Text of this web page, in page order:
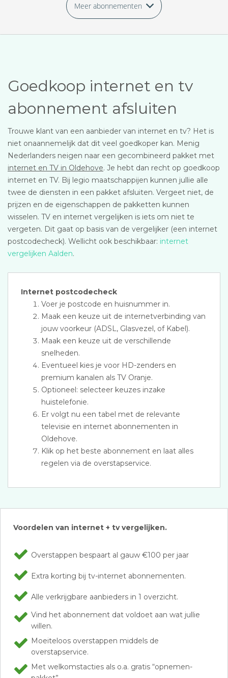
Meer abonnementen
Goedkoop internet en tv
abonnement afsluiten
Trouwe klant van een aanbieder van internet en tv? Het is
niet onaannemelijk dat dit veel goedkoper kan. Menig
Nederlanders neigen naar een gecombineerd pakket met
internet en TV in Oldehove. Je hebt dan recht op goedkoop
internet en TV. Bij legio maatschappijen kunnen jullie alle
twee de diensten in een pakket afsluiten. Vergeet niet, de
prijzen en de eigenschappen de pakketten kunnen
wisselen. TV en internet vergelijken is iets om niet te
vergeten. Dit gaat op basis van de vergelijker (een internet
postcodecheck). Wellicht ook beschikbaar: internet
vergelijken Aalden.
Internet postcodecheck
Voer je postcode en huisnummer in.
Maak een keuze uit de internetverbinding van
jouw voorkeur (ADSL, Glasvezel, of Kabel).
Maak een keuze uit de verschillende
snelheden.
Eventueel kies je voor HD-zenders en
premium kanalen als TV Oranje.
Optioneel: selecteer keuzes inzake
huistelefonie.
Er volgt nu een tabel met de relevante
televisie en internet abonnementen in
Oldehove.
Klik op het beste abonnement en laat alles
regelen via de overstapservice.
Voordelen van internet + tv vergelijken.
Overstappen bespaart al gauw €100 per jaar
Extra korting bij tv-internet abonnementen.
Alle verkrijgbare aanbieders in 1 overzicht.
Vind het abonnement dat voldoet aan wat jullie
willen.
Moeiteloos overstappen middels de
overstapservice.
Met welkomstacties als o.a. gratis “opnemen-